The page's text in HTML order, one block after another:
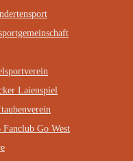
Laienspiel
Go West